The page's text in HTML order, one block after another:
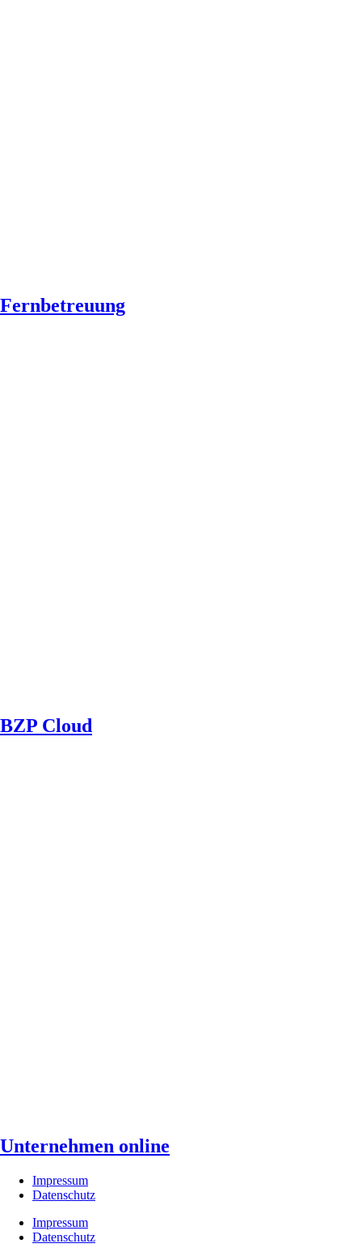
Fernbetreuung
BZP Cloud
Unternehmen online
Impressum
Datenschutz
Impressum
Datenschutz